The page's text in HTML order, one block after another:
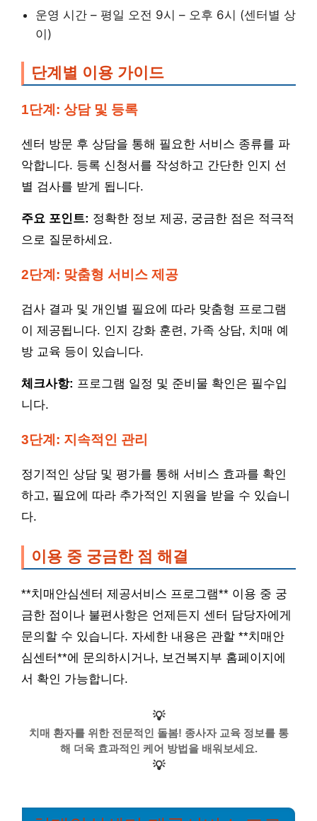
운영 시간 – 평일 오전 9시 – 오후 6시 (센터별 상
이)
단계별 이용 가이드
1단계: 상담 및 등록
센터 방문 후 상담을 통해 필요한 서비스 종류를 파
악합니다. 등록 신청서를 작성하고 간단한 인지 선
별 검사를 받게 됩니다.
주요 포인트: 정확한 정보 제공, 궁금한 점은 적극적
으로 질문하세요.
2단계: 맞춤형 서비스 제공
검사 결과 및 개인별 필요에 따라 맞춤형 프로그램
이 제공됩니다. 인지 강화 훈련, 가족 상담, 치매 예
방 교육 등이 있습니다.
체크사항: 프로그램 일정 및 준비물 확인은 필수입
니다.
3단계: 지속적인 관리
정기적인 상담 및 평가를 통해 서비스 효과를 확인
하고, 필요에 따라 추가적인 지원을 받을 수 있습니
다.
이용 중 궁금한 점 해결
**치매안심센터 제공서비스 프로그램** 이용 중 궁
금한 점이나 불편사항은 언제든지 센터 담당자에게
문의할 수 있습니다. 자세한 내용은 관할 **치매안
심센터**에 문의하시거나, 보건복지부 홈페이지에
서 확인 가능합니다.
💡
치매 환자를 위한 전문적인 돌봄! 종사자 교육 정보를 통
해 더욱 효과적인 케어 방법을 배워보세요.
💡